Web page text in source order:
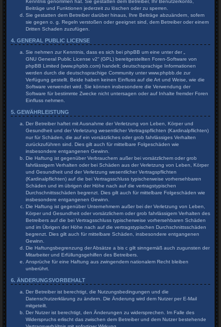
Kenntnis genommen hat. Sie gestatten dem Betreiber, Ihr Benutzerkonto,
Beiträge und Funktionen jederzeit zu löschen oder zu sperren.
Sie gestatten dem Betreiber darüber hinaus, Ihre Beiträge abzuändern, sofern
sie gegen o. g. Regeln verstoßen oder geeignet sind, dem Betreiber oder einem
Dritten Schaden zuzufügen.
4. GENERAL PUBLIC LICENSE
Sie nehmen zur Kenntnis, dass es sich bei phpBB um eine unter der „
GNU General Public License v2“ (GPL) bereitgestellten Foren-Software von
phpBB Limited (www.phpbb.com) handelt; deutschsprachige Informationen
werden durch die deutschsprachige Community unter www.phpbb.de zur
Verfügung gestellt. Beide haben keinen Einfluss auf die Art und Weise, wie die
Software verwendet wird. Sie können insbesondere die Verwendung der
Software für bestimmte Zwecke nicht untersagen oder auf Inhalte fremder Foren
Einfluss nehmen.
5. GEWÄHRLEISTUNG
Der Betreiber haftet mit Ausnahme der Verletzung von Leben, Körper und
Gesundheit und der Verletzung wesentlicher Vertragspflichten (Kardinalpflichten)
nur für Schäden, die auf ein vorsätzliches oder grob fahrlässiges Verhalten
zurückzuführen sind. Dies gilt auch für mittelbare Folgeschäden wie
insbesondere entgangenen Gewinn.
Die Haftung ist gegenüber Verbrauchern außer bei vorsätzlichem oder grob
fahrlässigem Verhalten oder bei Schäden aus der Verletzung von Leben, Körper
und Gesundheit und der Verletzung wesentlicher Vertragspflichten
(Kardinalpflichten) auf die bei Vertragsschluss typischerweise vorhersehbaren
Schäden und im übrigen der Höhe nach auf die vertragstypischen
Durchschnittsschäden begrenzt. Dies gilt auch für mittelbare Folgeschäden wie
insbesondere entgangenen Gewinn.
Die Haftung ist gegenüber Unternehmern außer bei der Verletzung von Leben,
Körper und Gesundheit oder vorsätzlichem oder grob fahrlässigem Verhalten des
Betreibers auf die bei Vertragsschluss typischerweise vorhersehbaren Schäden
und im Übrigen der Höhe nach auf die vertragstypischen Durchschnittsschäden
begrenzt. Dies gilt auch für mittelbare Schäden, insbesondere entgangenen
Gewinn.
Die Haftungsbegrenzung der Absätze a bis c gilt sinngemäß auch zugunsten der
Mitarbeiter und Erfüllungsgehilfen des Betreibers.
Ansprüche für eine Haftung aus zwingendem nationalem Recht bleiben
unberührt.
6. ÄNDERUNGSVORBEHALT
Der Betreiber ist berechtigt, die Nutzungsbedingungen und die
Datenschutzerklärung zu ändern. Die Änderung wird dem Nutzer per E-Mail
mitgeteilt.
Der Nutzer ist berechtigt, den Änderungen zu widersprechen. Im Falle des
Widerspruchs erlischt das zwischen dem Betreiber und dem Nutzer bestehende